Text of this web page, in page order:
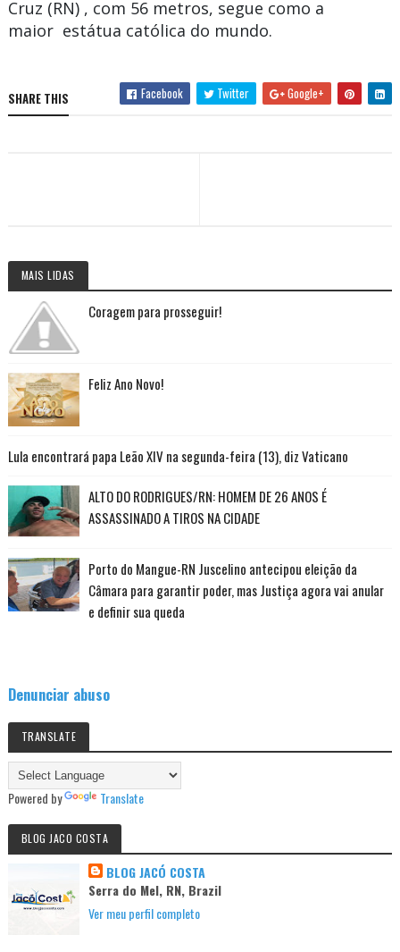
Cruz (RN) , com 56 metros, segue como a
maior estátua católica do mundo.
SHARE THIS Facebook Twitter Google+
MAIS LIDAS
Coragem para prosseguir!
Feliz Ano Novo!
Lula encontrará papa Leão XIV na segunda-feira (13), diz Vaticano
ALTO DO RODRIGUES/RN: HOMEM DE 26 ANOS É
ASSASSINADO A TIROS NA CIDADE
Porto do Mangue-RN Juscelino antecipou eleição da
Câmara para garantir poder, mas Justiça agora vai anular
e definir sua queda
Denunciar abuso
TRANSLATE
Powered by Translate
BLOG JACO COSTA
BLOG JACÓ COSTA
Serra do Mel, RN, Brazil
Ver meu perfil completo